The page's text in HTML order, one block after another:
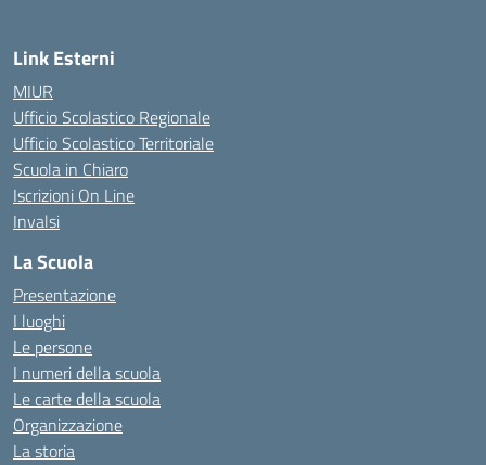
Link Esterni
MIUR
Ufficio Scolastico Regionale
Ufficio Scolastico Territoriale
Scuola in Chiaro
Iscrizioni On Line
Invalsi
La Scuola
Presentazione
I luoghi
Le persone
I numeri della scuola
Le carte della scuola
Organizzazione
La storia